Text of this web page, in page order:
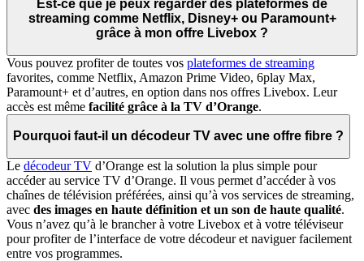
Est-ce que je peux regarder des plateformes de
streaming comme Netflix, Disney+ ou Paramount+
grâce à mon offre Livebox ?
Vous pouvez profiter de toutes vos plateformes de streaming
favorites, comme Netflix, Amazon Prime Video, 6play Max,
Paramount+ et d’autres, en option dans nos offres Livebox. Leur
accès est même facilité grâce à la TV d’Orange.
Pourquoi faut-il un décodeur TV avec une offre fibre ?
Le décodeur TV d’Orange est la solution la plus simple pour
accéder au service TV d’Orange. Il vous permet d’accéder à vos
chaînes de télévision préférées, ainsi qu’à vos services de streaming,
avec des images en haute définition et un son de haute qualité.
Vous n’avez qu’à le brancher à votre Livebox et à votre téléviseur
pour profiter de l’interface de votre décodeur et naviguer facilement
entre vos programmes.